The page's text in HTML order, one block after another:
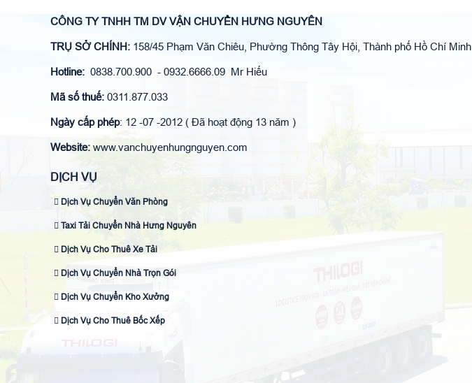
CÔNG TY TNHH TM DV VẬN CHUYỂN HƯNG NGUYÊN
TRỤ SỞ CHÍNH: 158/45 Phạm Văn Chiêu, Phường Thông Tây Hội, Thành phố Hồ Chí Minh
Hotline: 0838.700.900 - 0932.6666.09 Mr Hiếu
Mã số thuế: 0311.877.033
Ngày cấp phép: 12 -07 -2012 ( Đã hoạt động 13 năm )
Website:www.vanchuyenhungnguyen.com
DỊCH VỤ
Dịch Vụ Chuyển Văn Phòng
Taxi Tải Chuyển Nhà Hưng Nguyên
Dịch Vụ Cho Thuê Xe Tải
Dịch Vụ Chuyển Nhà Trọn Gói
Dịch Vụ Chuyển Kho Xưởng
Dịch Vụ Cho Thuê Bốc Xếp